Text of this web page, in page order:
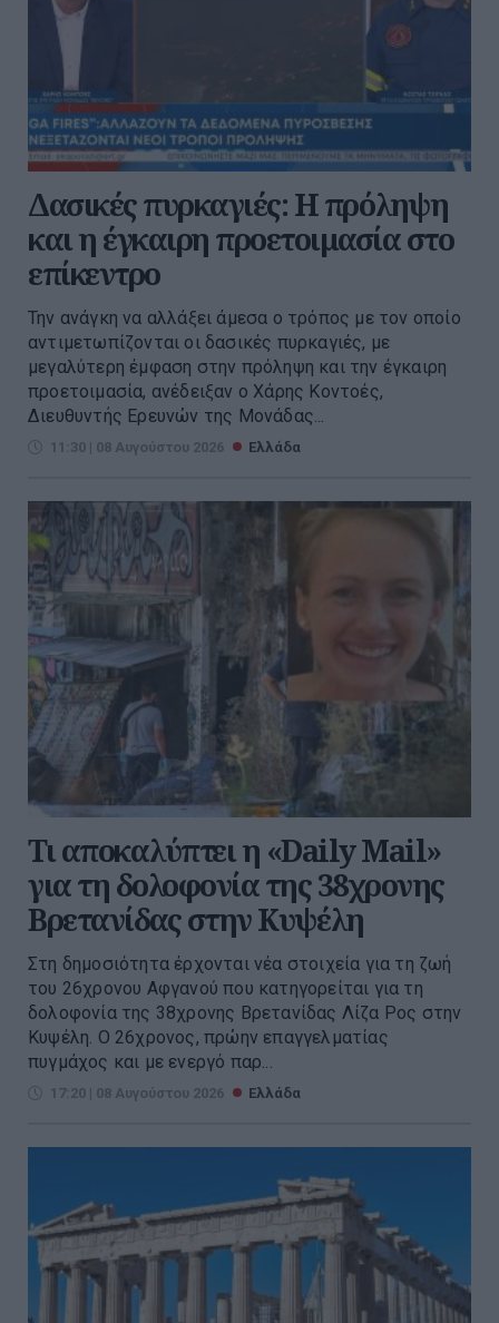
Δασικές πυρκαγιές: Η πρόληψη
και η έγκαιρη προετοιμασία στο
επίκεντρο
Την ανάγκη να αλλάξει άμεσα ο τρόπος με τον οποίο
αντιμετωπίζονται οι δασικές πυρκαγιές, με
μεγαλύτερη έμφαση στην πρόληψη και την έγκαιρη
προετοιμασία, ανέδειξαν ο Χάρης Κοντοές,
Διευθυντής Ερευνών της Μονάδας...
11:30 | 08 Αυγούστου 2026 Ελλάδα
Τι αποκαλύπτει η «Daily Mail»
για τη δολοφονία της 38χρονης
Βρετανίδας στην Κυψέλη
Στη δημοσιότητα έρχονται νέα στοιχεία για τη ζωή
του 26χρονου Αφγανού που κατηγορείται για τη
δολοφονία της 38χρονης Βρετανίδας Λίζα Ρος στην
Κυψέλη. Ο 26χρονος, πρώην επαγγελματίας
πυγμάχος και με ενεργό παρ...
17:20 | 08 Αυγούστου 2026 Ελλάδα